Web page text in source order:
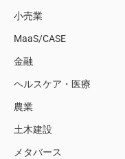
小売業
MaaS/CASE
金融
ヘルスケア・医療
農業
土木建設
メタバース